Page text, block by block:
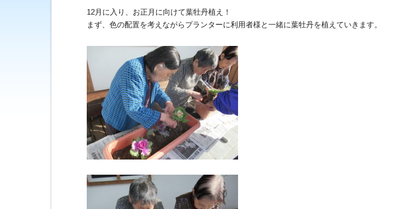
12月に入り、お正月に向けて葉牡丹植え！
まず、色の配置を考えながらプランターに利用者様と一緒に葉牡丹を植えていきます。